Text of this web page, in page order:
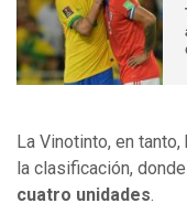
La Vinotinto, en
la clasificación,
cuatro unidades.